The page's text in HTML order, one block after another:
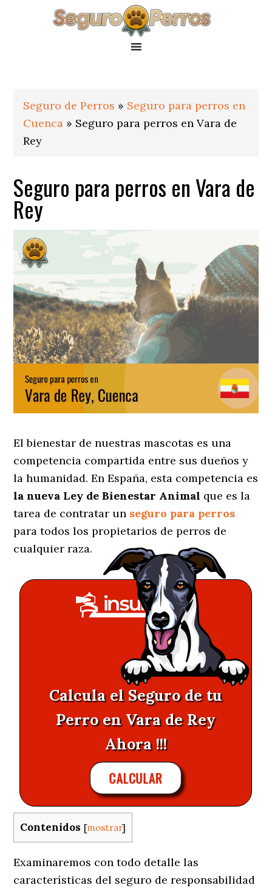
Seguro de Perros » Seguro para perros en
Cuenca » Seguro para perros en Vara de
Rey
Seguro para perros en Vara de
Rey
El bienestar de nuestras mascotas es una
competencia compartida entre sus dueños y
la humanidad. En España, esta competencia es
la nueva Ley de Bienestar Animal que es la
tarea de contratar un seguro para perros
para todos los propietarios de perros de
cualquier raza.
Calcula el Seguro de tu
Perro en Vara de Rey
Ahora !!!
CALCULAR
Contenidos [mostrar]
Examinaremos con todo detalle las
características del seguro de responsabilidad